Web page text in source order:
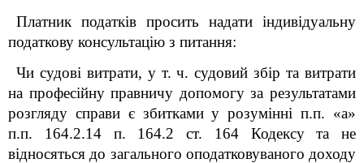
Платник податків просить надати індивідуальну
податкову консультацію з питання:
Чи судові витрати, у т. ч. судовий збір та витрати
на професійну правничу допомогу за результатами
розгляду справи є збитками у розумінні п.п. «а»
п.п. 164.2.14 п. 164.2 ст. 164 Кодексу та не
відносяться до загального оподатковуваного доходу